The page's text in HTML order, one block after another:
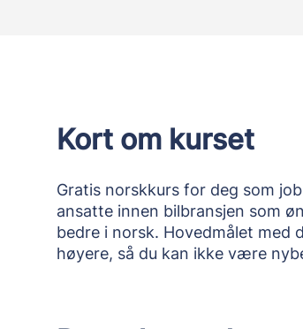
Kort om kurset
Gratis norskkurs for deg som
ansatte innen bilbransjen som
bedre i norsk. Hovedmålet med
høyere, så du kan ikke være